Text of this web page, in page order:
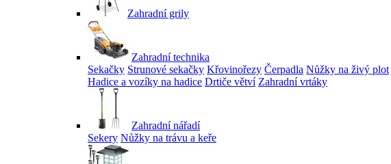
Zahradní grily
Zahradní technika
Sekačky Strunové sekačky Křovinořezy Čerpadla Nůžky na živý plot
Hadice a vozíky na hadice Drtiče větví Zahradní vrtáky
Zahradní nářadí
Sekery Nůžky na trávu a keře